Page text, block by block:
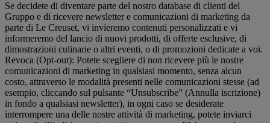
Se decidete di diventare parte del nostro database di clienti del
Gruppo e di ricevere newsletter e comunicazioni di marketing da
parte di Le Creuset, vi invieremo contenuti personalizzati e vi
informeremo del lancio di nuovi prodotti, di offerte esclusive, di
dimostrazioni culinarie o altri eventi, o di promozioni dedicate a voi.
Revoca (Opt-out): Potete scegliere di non ricevere più le nostre
comunicazioni di marketing in qualsiasi momento, senza alcun
costo, attraverso le modalità presenti nelle comunicazioni stesse (ad
esempio, cliccando sul pulsante “Unsubscribe” (Annulla iscrizione)
in fondo a qualsiasi newsletter), in ogni caso se desiderate
interrompere una delle nostre attività di marketing, potete inviarci